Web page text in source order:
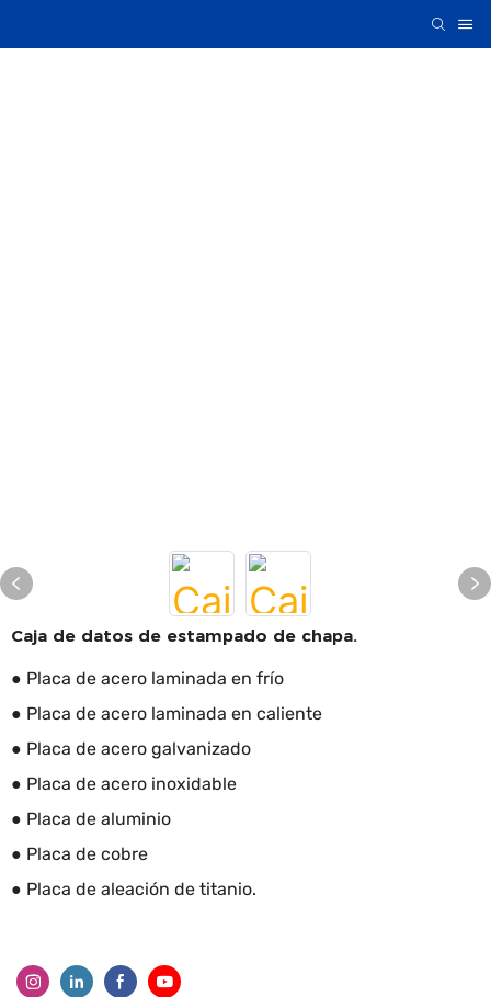
Caja de datos de estampado de chapa.
● Placa de acero laminada en frío
● Placa de acero laminada en caliente
● Placa de acero galvanizado
● Placa de acero inoxidable
● Placa de aluminio
● Placa de cobre
● Placa de aleación de titanio.